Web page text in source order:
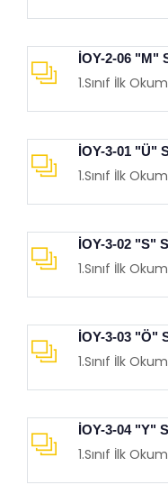
İOY-2-06 "M"
1.Sınıf İlk
İOY-3-01 "Ü"
1.Sınıf İlk
İOY-3-02 "S"
1.Sınıf İlk
İOY-3-03 "Ö"
1.Sınıf İlk
İOY-3-04 "Y"
1.Sınıf İlk